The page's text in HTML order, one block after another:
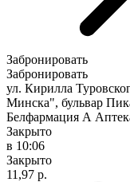
Забронировать
Забронировать
ул. Кирилла
Минска", бульвар
Белфармация А
Закрыто
в 10:06
Закрыто
11,97 р.